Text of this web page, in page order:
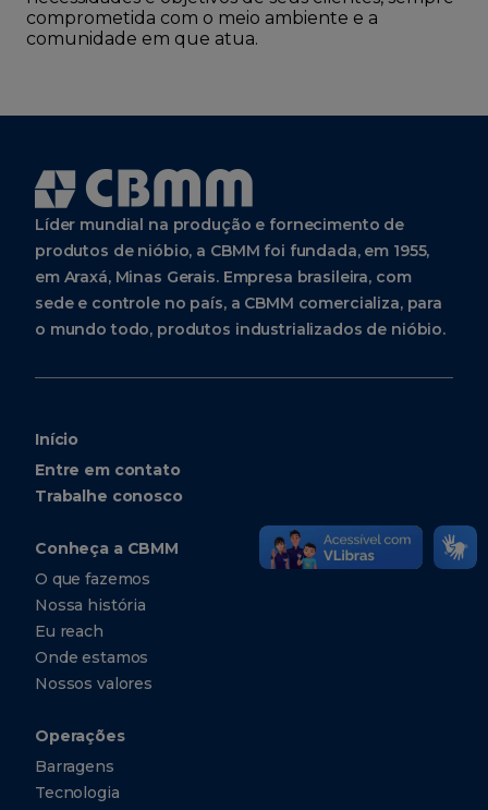
comprometida com o meio ambiente e a
comunidade em que atua.
Líder mundial na produção e fornecimento de
produtos de nióbio, a CBMM foi fundada, em 1955,
em Araxá, Minas Gerais. Empresa brasileira, com
sede e controle no país, a CBMM comercializa, para
o mundo todo, produtos industrializados de nióbio.
Início
Entre em contato
Trabalhe conosco
Conheça a CBMM
O que fazemos
Nossa história
Eu reach
Onde estamos
Nossos valores
Operações
Barragens
Tecnologia